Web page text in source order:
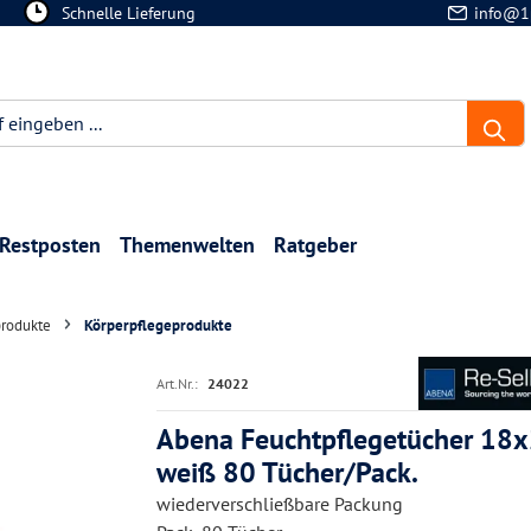
Schnelle Lieferung
Restposten Themenwelten Ratgeber
Körperpflegeprodukte
Art.Nr.: 24022
Abena Feuchtpflegetücher
weiß 80 Tücher/Pack.
wiederverschließbare Packung